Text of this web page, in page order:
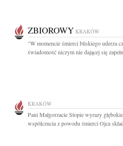
ZBIOROWY KRAKÓW
"W momencie śmierci bliskiego uderza
świadomość niczym nie dającej się
KRAKÓW
Pani Małgorzacie Stopie wyrazy
współczucia z powodu śmierci Ojca